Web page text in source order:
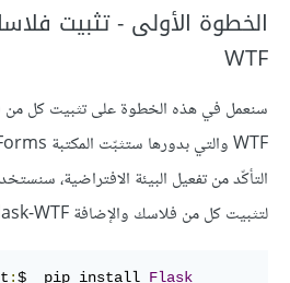
WTF
التأكّد من تفعيل البيئة الافتراضية،
لتثبيت كل من فلاسك والإضافة Flask-WTF كما يلي:
:$  pip install Flask